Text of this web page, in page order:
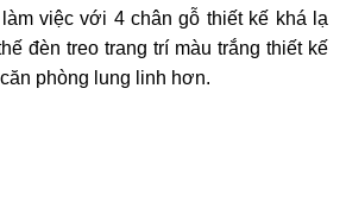
việc với 4 chân gỗ thiết kế khá lạ
đèn treo trang trí màu trắng thiết kế
phòng lung linh hơn.